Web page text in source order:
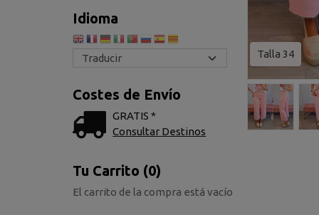
Idioma
Costes de Envío
GRATIS *
Consultar Destinos
Tu Carrito (0)
El carrito de la compra está vacío
Talla 34